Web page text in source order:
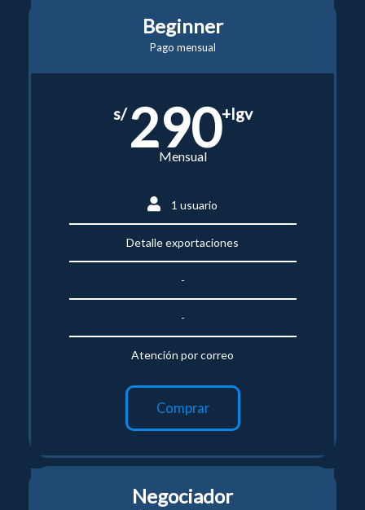
Beginner
Pago mensual
s/ 290+Igv
Mensual
1 usuario
Detalle exportaciones
-
-
Atención por correo
Comprar
Negociador